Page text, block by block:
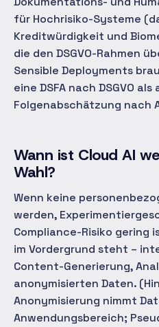
für Hochrisiko-Systeme
Kreditwürdigkeit und
die den DSGVO-Rahmen
Sensible Deployments
eine DSFA nach DSGVO
Folgenabschätzung nach
Wann ist Cloud AI
Wahl?
Wenn keine
werden,
Compliance-Risiko gering
im Vordergrund steht –
Content-Generierung,
anonymisierten Daten.
Anonymisierung nimmt
Anwendungsbereich;